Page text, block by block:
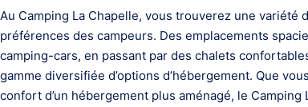
Au Camping La Chapelle, vous trouverez une
préférences des campeurs. Des emplacements
camping-cars, en passant par des chalets
gamme diversifiée d’options d’hébergement. Que
confort d’un hébergement plus aménagé, le